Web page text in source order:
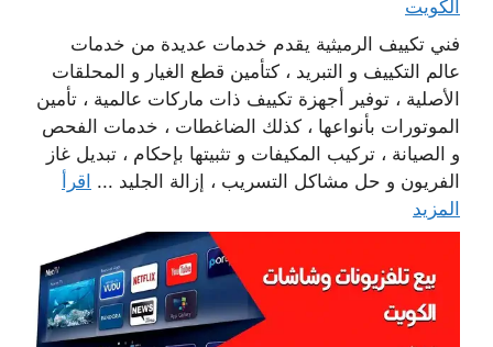
الكويت
فني تكييف الرميثية يقدم خدمات عديدة من خدمات
عالم التكييف و التبريد ، كتأمين قطع الغيار و المحلقات
الأصلية ، توفير أجهزة تكييف ذات ماركات عالمية ، تأمين
الموتورات بأنواعها ، كذلك الضاغطات ، خدمات الفحص
و الصيانة ، تركيب المكيفات و تثبيتها بإحكام ، تبديل غاز
الفريون و حل مشاكل التسريب ، إزالة الجليد ... اقرأ
المزيد